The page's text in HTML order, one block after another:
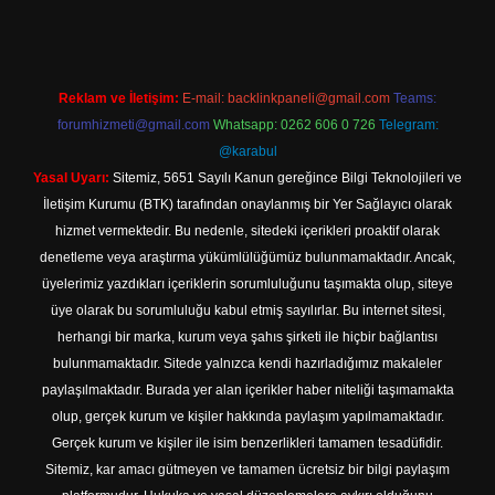
Reklam ve İletişim: E-mail: backlinkpaneli@gmail.com Teams:
forumhizmeti@gmail.com Whatsapp: 0262 606 0 726 Telegram:
@karabul
Yasal Uyarı: Sitemiz, 5651 Sayılı Kanun gereğince Bilgi Teknolojileri ve
İletişim Kurumu (BTK) tarafından onaylanmış bir Yer Sağlayıcı olarak
hizmet vermektedir. Bu nedenle, sitedeki içerikleri proaktif olarak
denetleme veya araştırma yükümlülüğümüz bulunmamaktadır. Ancak,
üyelerimiz yazdıkları içeriklerin sorumluluğunu taşımakta olup, siteye
üye olarak bu sorumluluğu kabul etmiş sayılırlar. Bu internet sitesi,
herhangi bir marka, kurum veya şahıs şirketi ile hiçbir bağlantısı
bulunmamaktadır. Sitede yalnızca kendi hazırladığımız makaleler
paylaşılmaktadır. Burada yer alan içerikler haber niteliği taşımamakta
olup, gerçek kurum ve kişiler hakkında paylaşım yapılmamaktadır.
Gerçek kurum ve kişiler ile isim benzerlikleri tamamen tesadüfidir.
Sitemiz, kar amacı gütmeyen ve tamamen ücretsiz bir bilgi paylaşım